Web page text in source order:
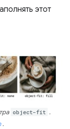
этот
object-fit .
.